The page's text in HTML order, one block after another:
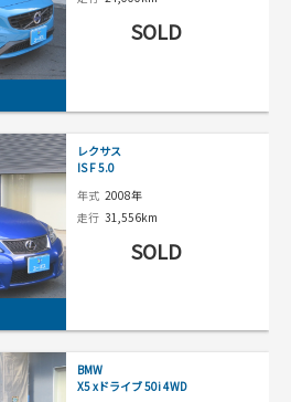
SOLD
レクサス
IS F 5.0
年式 2008年
走行 31,556km
SOLD
BMW
X5 xドライブ 50i 4WD